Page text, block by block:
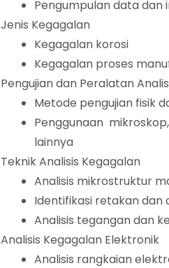
Pengumpulan data dan
Jenis Kegagalan
Kegagalan korosi
Kegagalan proses
Pengujian dan Peralatan
Metode pengujian fisik
Penggunaan
lainnya
Teknik Analisis Kegagalan
Analisis mikrostruktur
Identifikasi retakan dan
Analisis tegangan dan
Analisis Kegagalan Elektronik
Analisis rangkaian